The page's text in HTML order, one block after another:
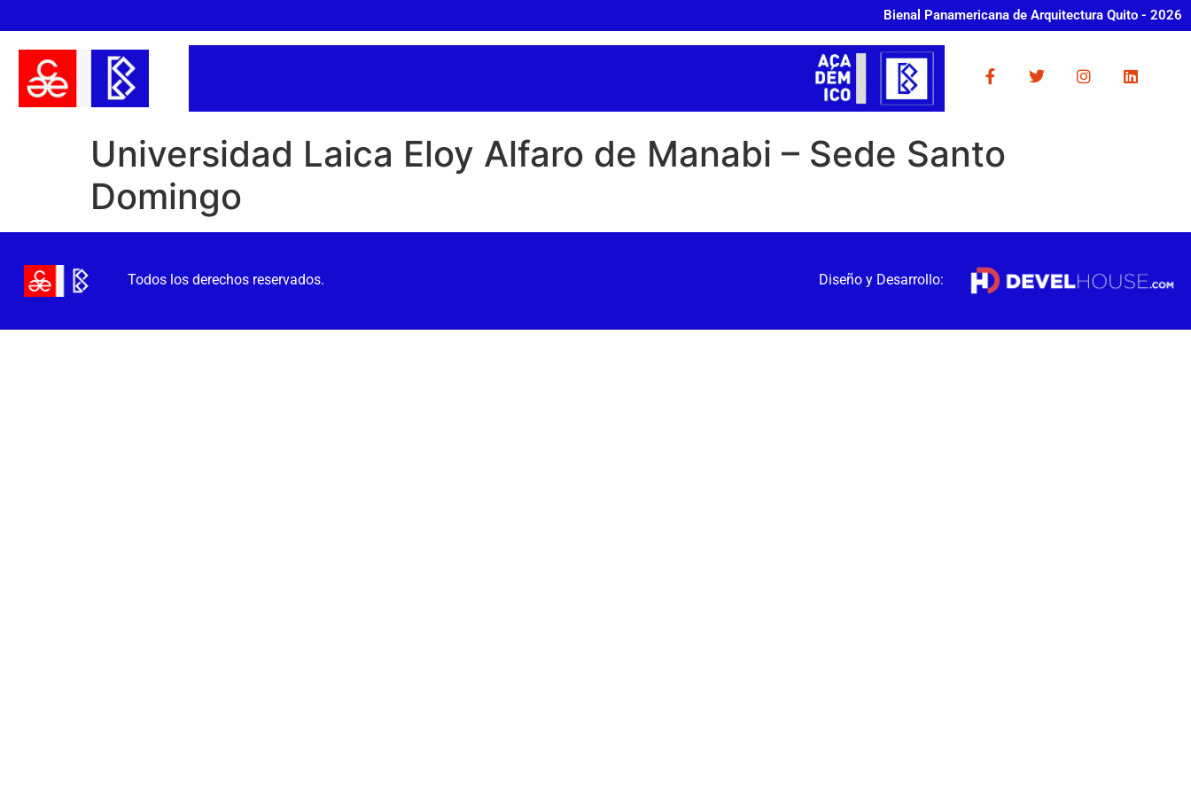
Bienal Panamericana de Arquitectura Quito - 2026
Universidad Laica Eloy Alfaro de Manabi – Sede Santo
Domingo
Todos los derechos reservados. Diseño y Desarrollo: